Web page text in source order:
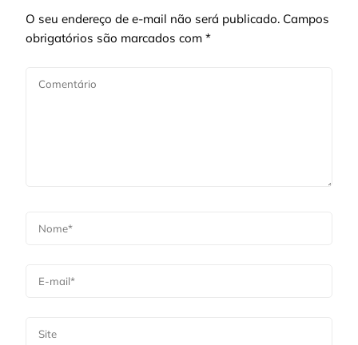
O seu endereço de e-mail não será publicado. Campos
obrigatórios são marcados com *